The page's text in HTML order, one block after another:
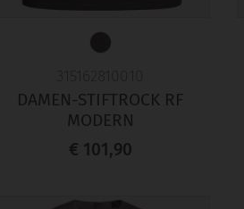
DAMEN-STIFTROCK RF
MODERN
€ 101,90